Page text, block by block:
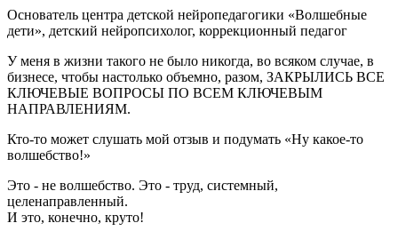
Основатель центра детской нейропедагогики «Волшебные
дети», детский нейропсихолог, коррекционный педагог
У меня в жизни такого не было никогда, во всяком случае, в
бизнесе, чтобы настолько объемно, разом, ЗАКРЫЛИСЬ ВСЕ
КЛЮЧЕВЫЕ ВОПРОСЫ ПО ВСЕМ КЛЮЧЕВЫМ
НАПРАВЛЕНИЯМ.
Кто-то может слушать мой отзыв и подумать «Ну какое-то
волшебство!»
Это - не волшебство. Это - труд, системный,
целенаправленный.
И это, конечно, круто!